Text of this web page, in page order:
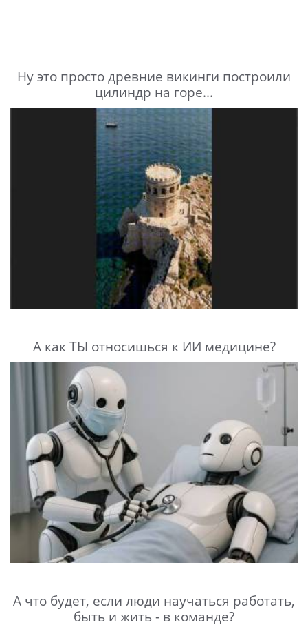
Ну это просто древние викинги построили
цилиндр на горе...
А как ТЫ относишься к ИИ медицине?
А что будет, если люди научаться работать,
быть и жить - в команде?